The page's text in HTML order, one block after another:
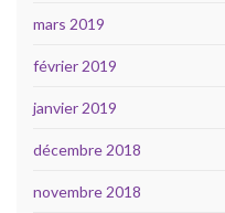
mars 2019
février 2019
janvier 2019
décembre 2018
novembre 2018